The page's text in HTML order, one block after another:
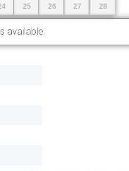
25 26 27 28
available.